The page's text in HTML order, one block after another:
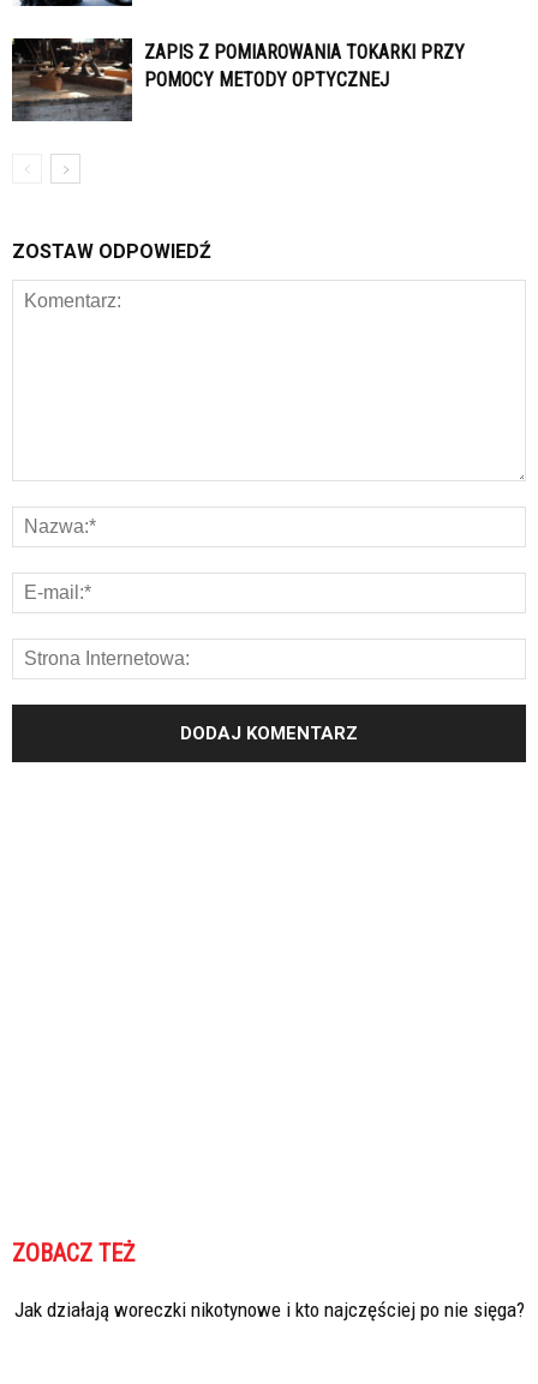
ZAPIS Z POMIAROWANIA TOKARKI PRZY
POMOCY METODY OPTYCZNEJ
ZOSTAW ODPOWIEDŹ
ZOBACZ TEŻ
Jak działają woreczki nikotynowe i kto najczęściej po nie sięga?